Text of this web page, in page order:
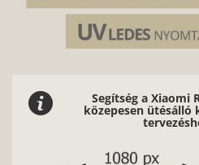
Segítség a Xiaomi
közepesen ütésálló